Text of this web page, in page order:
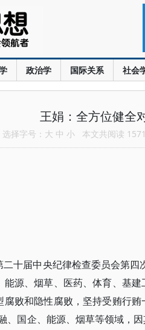
政治学 国际关系 社会
王娟：全方位健全
选择字号： 大 中 小 本文共阅读
二十届中央纪律检查委员会第
能源、烟草、医药、体育、基
腐败和隐性腐败，坚持受贿行
、国企、能源、烟草等领域，